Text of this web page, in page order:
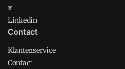
x
Linkedin
Contact
Klantenservice
Contact